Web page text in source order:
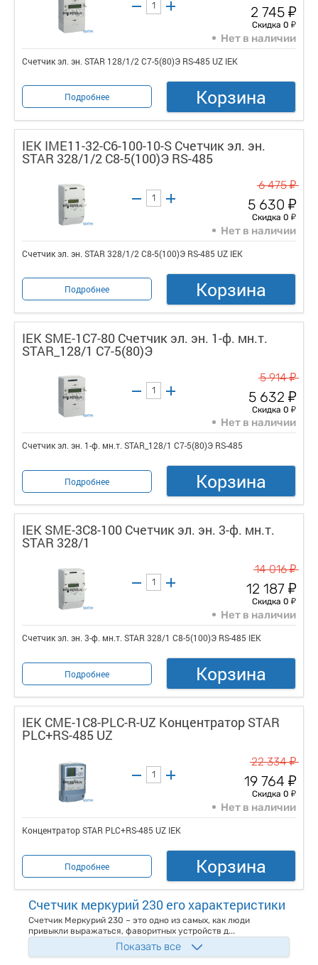
2 745 у
Скидка 0 у
Нет в наличии
Счетчик эл. эн. STAR 128/1/2 С7-5(80)Э RS-485 UZ IEK
Подробнее Корзина
IEK IME11-32-C6-100-10-S Счетчик эл. эн.
STAR 328/1/2 С8-5(100)Э RS-485
6 475у
5 630 у
Скидка 0 у
Нет в наличии
Счетчик эл. эн. STAR 328/1/2 С8-5(100)Э RS-485 UZ IEK
Подробнее Корзина
IEK SME-1C7-80 Счетчик эл. эн. 1-ф. мн.т.
STAR_128/1 С7-5(80)Э
5 914у
5 632 у
Скидка 0 у
Нет в наличии
Счетчик эл. эн. 1-ф. мн.т. STAR_128/1 С7-5(80)Э RS-485
Подробнее Корзина
IEK SME-3C8-100 Счетчик эл. эн. 3-ф. мн.т.
STAR 328/1
14 016у
12 187 у
Скидка 0 у
Нет в наличии
Счетчик эл. эн. 3-ф. мн.т. STAR 328/1 С8-5(100)Э RS-485 IEK
Подробнее Корзина
IEK CME-1C8-PLC-R-UZ Концентратор STAR
PLC+RS-485 UZ
22 334у
19 764 у
Скидка 0 у
Нет в наличии
Концентратор STAR PLC+RS-485 UZ IEK
Подробнее Корзина
Счетчик меркурий 230 его характеристики
Счетчик Меркурий 230 – это одно из самых, как люди
привыкли выражаться, фаворитных устройств д...
Показать все